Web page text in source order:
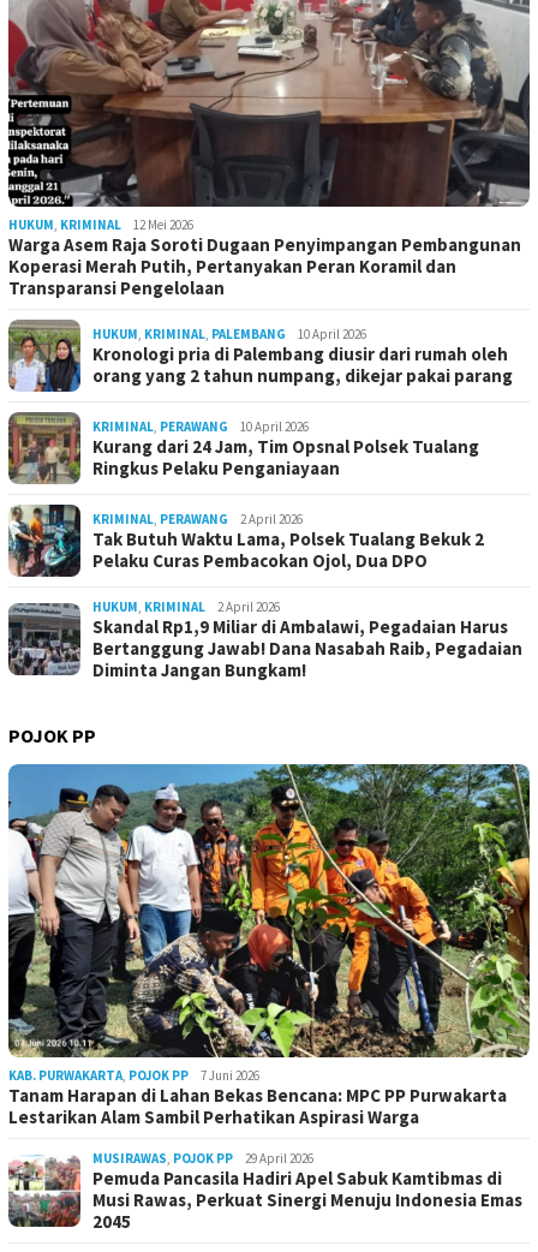
HUKUM KRIMINAL 12 Mei 2026
Warga Asem Raja Soroti Dugaan Penyimpangan Pembangunan
Koperasi Merah Putih, Pertanyakan Peran Koramil dan
Transparansi Pengelolaan
HUKUM KRIMINAL PALEMBANG 10 April 2026
Kronologi pria di Palembang diusir dari rumah oleh
orang yang 2 tahun numpang, dikejar pakai parang
KRIMINAL PERAWANG 10 April 2026
Kurang dari 24 Jam, Tim Opsnal Polsek Tualang
Ringkus Pelaku Penganiayaan
KRIMINAL PERAWANG 2 April 2026
Tak Butuh Waktu Lama, Polsek Tualang Bekuk 2
Pelaku Curas Pembacokan Ojol, Dua DPO
HUKUM KRIMINAL 2 April 2026
Skandal Rp1,9 Miliar di Ambalawi, Pegadaian Harus
Bertanggung Jawab! Dana Nasabah Raib, Pegadaian
Diminta Jangan Bungkam!
POJOK PP
KAB. PURWAKARTA POJOK PP 7 Juni 2026
Tanam Harapan di Lahan Bekas Bencana: MPC PP Purwakarta
Lestarikan Alam Sambil Perhatikan Aspirasi Warga
MUSIRAWAS POJOK PP 29 April 2026
Pemuda Pancasila Hadiri Apel Sabuk Kamtibmas di
Musi Rawas, Perkuat Sinergi Menuju Indonesia Emas
2045